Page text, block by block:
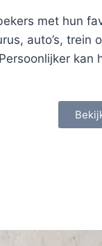
met hun
auto’s,